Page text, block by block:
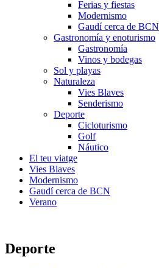
Ferias y fiestas
Modernismo
Gaudí cerca de BCN
Gastronomía y enoturismo
Gastronomía
Vinos y bodegas
Sol y playas
Naturaleza
Vies Blaves
Senderismo
Deporte
Cicloturismo
Golf
Náutico
El teu viatge
Vies Blaves
Modernismo
Gaudí cerca de BCN
Verano
Deporte